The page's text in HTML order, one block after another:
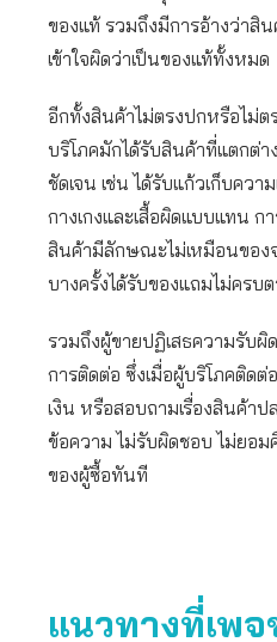
ของแท้ รวมถึงมีการอ้างว่าสิ
เข้าใจผิดว่าเป็นของแท้ทั้งหมด
อีกทั้งสินค้าไม่ตรงปกหรือไม่
บริโภคมักได้รับสินค้าที่แตกต่
ชัดเจน เช่น ได้รับแก้วเก็บควา
กางเกงและเสื้อผิดแบบแทน
สินค้ามีลักษณะไม่เหมือนของ
บางครั้งได้รับของแถมไม่คร
รวมถึงผู้ขายปฏิเสธความรับ
การติดต่อ ซึ่งเมื่อผู้บริโภคติด
เงิน หรือสอบถามเรื่องสินค้า
ข้อความ ไม่รับผิดชอบ ไม่ยอ
ของผู้ซื้อทันที
แนวทางที่เพจ